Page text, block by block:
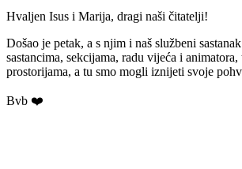
Hvaljen Isus i Marija, dragi naši čitatelji!
Došao je petak, a s njim i naš službeni
sastancima, sekcijama, radu vijeća i
prostorijama, a tu smo mogli iznijeti svoje
Bvb ❤️